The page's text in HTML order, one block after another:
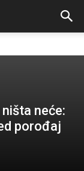
neće:
porođaj